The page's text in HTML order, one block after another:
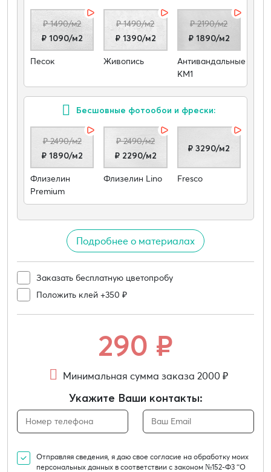
₽ 1490/м2
₽ 1090/м2
Песок
₽ 1490/м2
₽ 1390/м2
Живопись
₽ 2190/м2
₽ 1890/м2
Антивандальные
КМ1
Бесшовные фотообои и фрески:
₽ 2490/м2
₽ 1890/м2
Флизелин
Premium
₽ 2490/м2
₽ 2290/м2
Флизелин Lino
₽ 3290/м2
Fresco
Подробнее о материалах
Заказать бесплатную цветопробу
Положить клей +350 ₽
290 ₽
Минимальная сумма заказа 2000 ₽
Укажите Ваши контакты:
Отправляя сведения, я даю свое согласие на обработку моих
персональных данных в соответствии с законом №152-Ф3 “О